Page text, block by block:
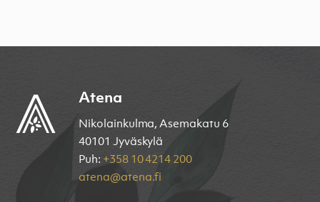
Atena
Nikolainkulma, Asemakatu 6
40101 Jyväskylä
Puh: +358 10 4214 200
atena@atena.fi